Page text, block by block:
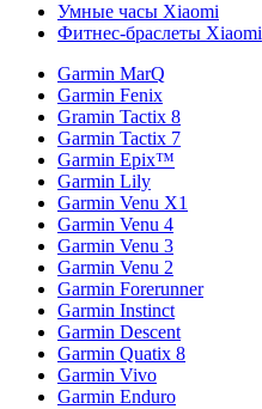
Умные часы Xiaomi
Фитнес-браслеты Xiaomi
Garmin MarQ
Garmin Fenix
Gramin Tactix 8
Garmin Tactix 7
Garmin Epix™
Garmin Lily
Garmin Venu X1
Garmin Venu 4
Garmin Venu 3
Garmin Venu 2
Garmin Forerunner
Garmin Instinct
Garmin Descent
Garmin Quatix 8
Garmin Vivo
Garmin Enduro